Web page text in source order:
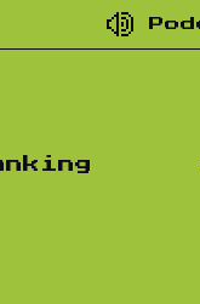
Podcast